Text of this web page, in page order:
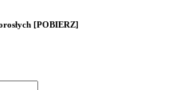
[POBIERZ]